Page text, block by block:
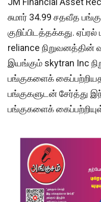
சுமார் 34.99 சதவீத
குறிப்பிடத்தக்கது.
reliance நிறுவனத்தின்
இயங்கும் skytran Inc
பங்குகளைக்
பங்குகளுடன் சேர்த்து
பங்குகளைக்